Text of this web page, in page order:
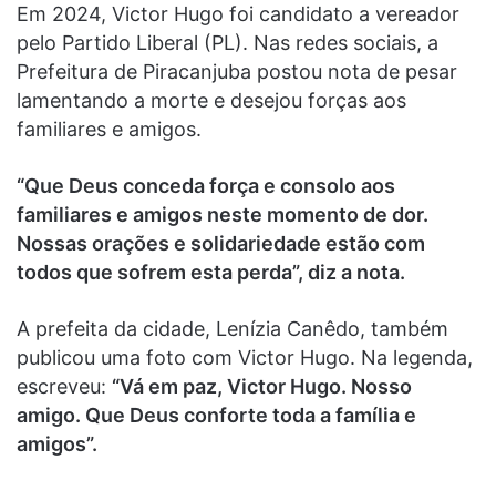
Em 2024, Victor Hugo foi candidato a vereador
pelo Partido Liberal (PL). Nas redes sociais, a
Prefeitura de Piracanjuba postou nota de pesar
lamentando a morte e desejou forças aos
familiares e amigos.
“Que Deus conceda força e consolo aos
familiares e amigos neste momento de dor.
Nossas orações e solidariedade estão com
todos que sofrem esta perda”, diz a nota.
A prefeita da cidade, Lenízia Canêdo, também
publicou uma foto com Victor Hugo. Na legenda,
escreveu: “Vá em paz, Victor Hugo. Nosso
amigo. Que Deus conforte toda a família e
amigos”.